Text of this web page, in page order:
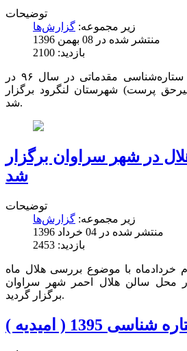
توضیحات
زیر مجموعه: گزارش‌ها
منتشر شده در 08 بهمن 1396
بازدید: 2100
نخستین سمینار آموزشی ستاره‌شناسی مقدماتی در سال ۹۶ در
پرست) شهرستان لنگرود برگزار
شد.
در شهر سراوان برگزار
شد
توضیحات
زیر مجموعه: گزارش‌ها
منتشر شده در 04 خرداد 1396
بازدید: 2453
خردادماه با موضوع بررسی هلال ماه
و شوال 1438 در محل سالن هلال احمر شهر سراوان
برگزار گردید.
1395 ( امیدیه )